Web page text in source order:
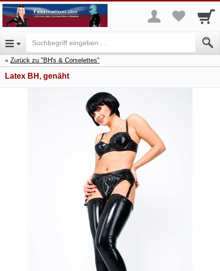
Zurück zu "BH's & Corselettes"
Latex BH, genäht